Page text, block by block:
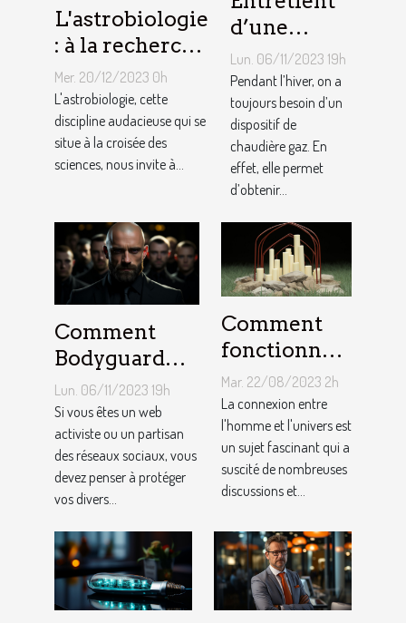
L'astrobiologie
: à la recherche
de la vie au-
delà de la
Terre
Mer. 20/12/2023 0h
L'astrobiologie, cette
discipline audacieuse qui se
situe à la croisée des
sciences, nous invite à...
d’une
chaudière
gaz :
Comment
ça marche ?
Lun. 06/11/2023 19h
Pendant l’hiver, on a
toujours besoin d’un
dispositif de
chaudière gaz. En
effet, elle permet
d’obtenir...
Comment
Bodyguard
lutte contre le
cyber
harcèlement ?
Lun. 06/11/2023 19h
Si vous êtes un web
activiste ou un partisan
des réseaux sociaux, vous
devez penser à protéger
vos divers...
Comment
fonctionne
un pendule
divinatoire
en ligne ?
Mar. 22/08/2023 2h
La connexion entre
l'homme et l'univers est
un sujet fascinant qui a
suscité de nombreuses
discussions et...